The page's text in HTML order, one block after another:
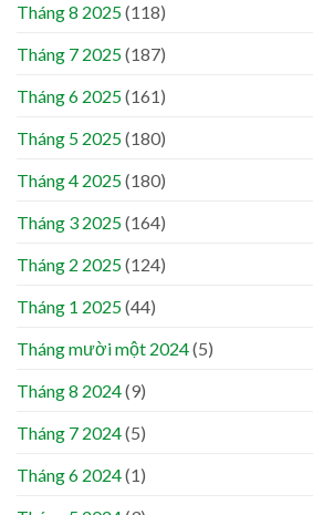
Tháng 8 2025(118)
Tháng 7 2025(187)
Tháng 6 2025(161)
Tháng 5 2025(180)
Tháng 4 2025(180)
Tháng 3 2025(164)
Tháng 2 2025(124)
Tháng 1 2025(44)
Tháng mười một 2024(5)
Tháng 8 2024(9)
Tháng 7 2024(5)
Tháng 6 2024(1)